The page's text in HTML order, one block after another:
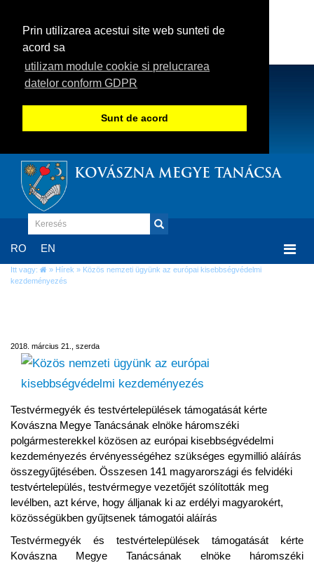
Prin utilizarea acestui site web sunteti de
acord sa
utilizam module cookie si prelucrarea
datelor conform GDPR
Sunt de acord
KOVÁSZNA MEGYE TANÁCSA
RO EN
Itt vagy: » Hírek » Közös nemzeti ügyünk az európai kisebbségvédelmi
kezdeményezés
2018. március 21., szerda
Testvérmegyék és testvértelepülések támogatását kérte
Kovászna Megye Tanácsának elnöke háromszéki
polgármesterekkel közösen az európai kisebbségvédelmi
kezdeményezés érvényességéhez szükséges egymillió aláírás
összegyűjtésében. Összesen 141 magyarországi és felvidéki
testvértelepülés, testvérmegye vezetőjét szólították meg
levélben, azt kérve, hogy álljanak ki az erdélyi magyarokért,
közösségükben gyűjtsenek támogatói aláírás
Testvérmegyék és testvértelepülések támogatását kérte
Kovászna Megye Tanácsának elnöke háromszéki